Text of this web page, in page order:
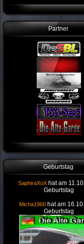
Partner
Geburtstag
SaphiraXoX hat am
Geburtstag
Micha1960 hat am
Geburtstag